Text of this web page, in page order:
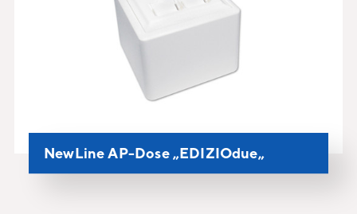
NewLine AP-Dose „EDIZIOdue„